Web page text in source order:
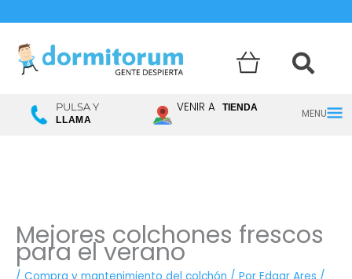
Menú
PULSA Y
LLAMA
VENIR A TIENDA
Mejores colchones frescos
para el verano